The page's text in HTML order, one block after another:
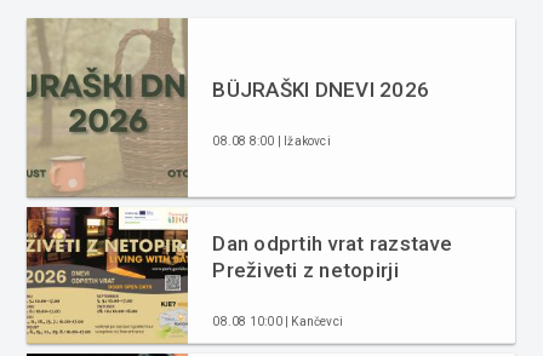
BÜJRAŠKI DNEVI 2026
08.08 8:00 | Ižakovci
Dan odprtih vrat razstave
Preživeti z netopirji
08.08 10:00 | Kančevci